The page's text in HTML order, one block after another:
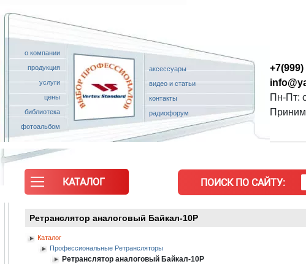
о компании
продукция
услуги
цены
библиотека
фотоальбом
аксессуары
видео и статьи
контакты
радиофорум
+7(999)
Пн-Пт:
КАТАЛОГ ПОИСК ПО САЙТУ:
Ретранслятор аналоговый Байкал-10Р
Каталог
Профессиональные Ретрансляторы
Ретранслятор аналоговый Байкал-10Р